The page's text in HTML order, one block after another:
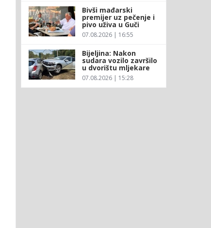
Bivši mađarski
premijer uz pečenje i
pivo uživa u Guči
07.08.2026 | 16:55
Bijeljina: Nakon
sudara vozilo završilo
u dvorištu mljekare
07.08.2026 | 15:28